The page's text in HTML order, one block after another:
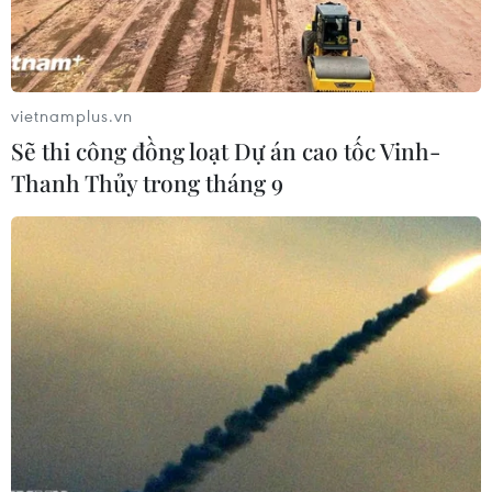
Bộ trưởng Bộ Giáo dục và Đào tạo Phùng Xuân Nhạ. (Ảnh:
“Quan điểm của Bộ Giáo dục và Đào tạo là kiên
quyết xử lý, đề nghị các địa phương không bố trí
đứng lớp các giáo viên vi phạm đạo đức nhà
giáo, đưa ra khỏi ngành những giáo viên vi
phạm nghiêm trọng đạo đức nhà giáo,” Bộ
trưởng Phùng Xuân Nhạ nhấn mạnh.
vietnamplus.vn
Sẽ thi công đồng loạt Dự án cao tốc Vinh-
Thanh Thủy trong tháng 9